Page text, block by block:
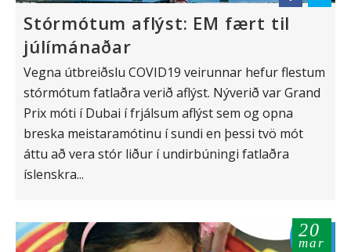
Stórmótum aflýst: EM fært til
júlímánaðar
Vegna útbreiðslu COVID19 veirunnar hefur flestum
stórmótum fatlaðra verið aflýst. Nýverið var Grand
Prix móti í Dubai í frjálsum aflýst sem og opna
breska meistaramótinu í sundi en þessi tvö mót
áttu að vera stór liður í undirbúningi fatlaðra
íslenskra...
20
mar